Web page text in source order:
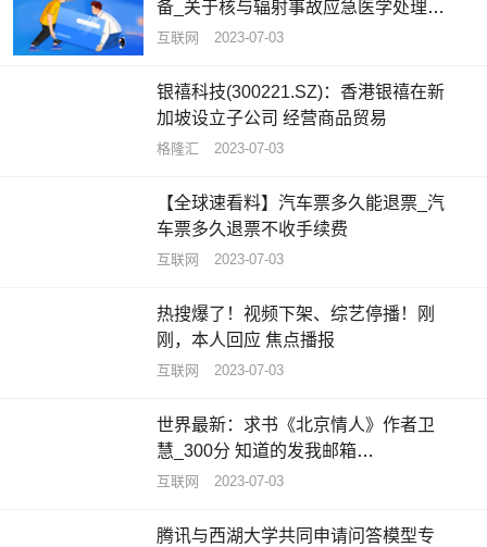
备_关于核与辐射事故应急医学处理设
施和装备概略
互联网 2023-07-03
银禧科技(300221.SZ)：香港银禧在新
加坡设立子公司 经营商品贸易
格隆汇 2023-07-03
【全球速看料】汽车票多久能退票_汽
车票多久退票不收手续费
互联网 2023-07-03
热搜爆了！视频下架、综艺停播！刚
刚，本人回应 焦点播报
互联网 2023-07-03
世界最新：求书《北京情人》作者卫
慧_300分 知道的发我邮箱
344060643拜托各位大神
互联网 2023-07-03
腾讯与西湖大学共同申请问答模型专